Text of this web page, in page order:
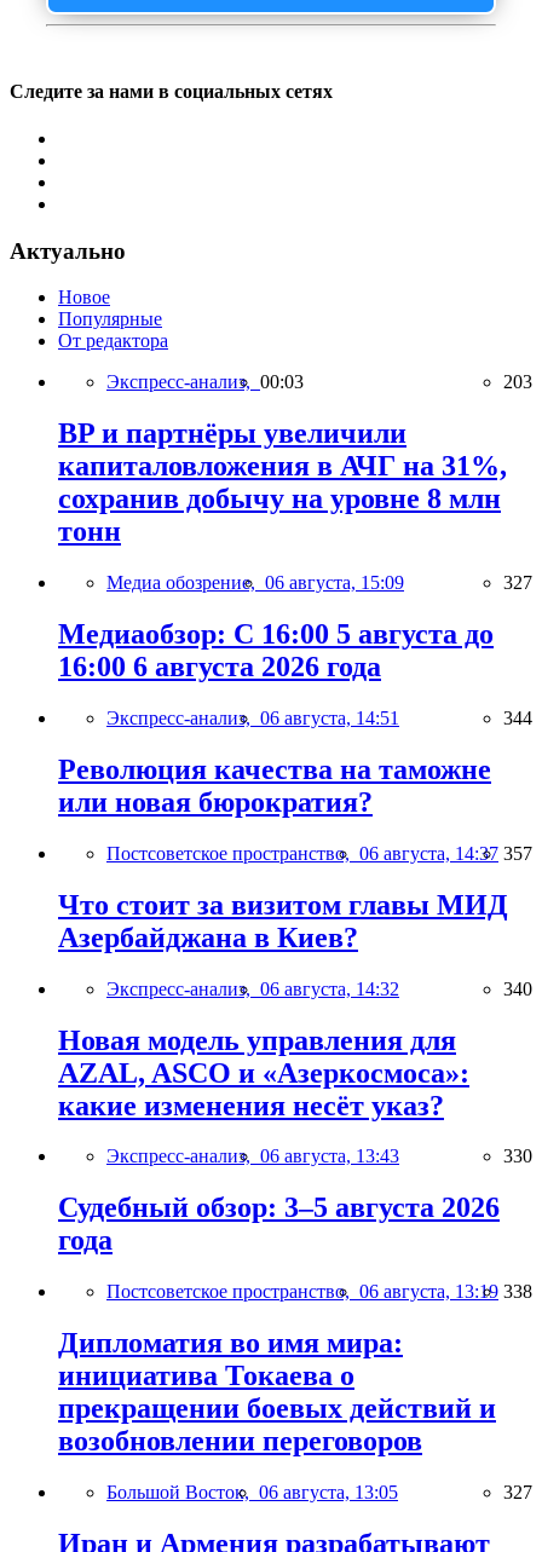
Следите за нами в социальных сетях
Актуально
Новое
Популярные
От редактора
Экспресс-анализ, 00:03 203
BP и партнёры увеличили
капиталовложения в АЧГ на 31%,
сохранив добычу на уровне 8 млн
тонн
Медиа обозрение, 06 августа, 15:09 327
Медиаобзор: С 16:00 5 августа до
16:00 6 августа 2026 года
Экспресс-анализ, 06 августа, 14:51 344
Революция качества на таможне
или новая бюрократия?
Постсоветское пространство, 06 августа, 14:37 357
Что стоит за визитом главы МИД
Азербайджана в Киев?
Экспресс-анализ, 06 августа, 14:32 340
Новая модель управления для
AZAL, ASCO и «Азеркосмоса»:
какие изменения несёт указ?
Экспресс-анализ, 06 августа, 13:43 330
Судебный обзор: 3–5 августа 2026
года
Постсоветское пространство, 06 августа, 13:19 338
Дипломатия во имя мира:
инициатива Токаева о
прекращении боевых действий и
возобновлении переговоров
Большой Восток, 06 августа, 13:05 327
Иран и Армения разрабатывают